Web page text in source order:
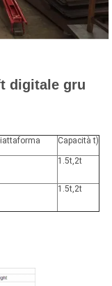
digitale gru
Capacità t)
1.5t,2t
1.5t,2t